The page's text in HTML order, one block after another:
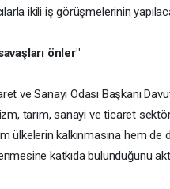
ikili iş görüşmelerinin
önler"
ve Sanayi Odası Başkanı
tarım, sanayi ve ticaret
ülkelerin kalkınmasına hem de
katkıda bulunduğunu